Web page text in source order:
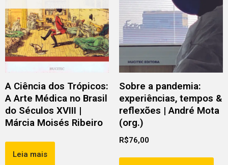
A Ciência dos Trópicos:
A Arte Médica no Brasil
do Séculos XVIII |
Márcia Moisés Ribeiro
Leia mais
Sobre a pandemia:
experiências, tempos &
reflexões | André Mota
(org.)
R$76,00